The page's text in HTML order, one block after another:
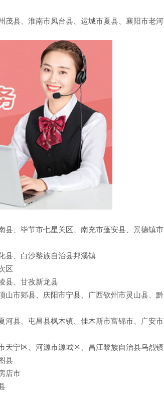
茂县、淮南市凤台县、运城市夏县、襄阳市老河
县、毕节市七星关区、南充市蓬安县、景德镇市
县、白沙黎族自治县邦溪镇
区
县、甘孜新龙县
市郏县、庆阳市宁县、广西钦州市灵山县、黔
县、屯昌县枫木镇、佳木斯市富锦市、广安市
天宁区、河源市源城区、昌江黎族自治县乌烈镇
县
店市